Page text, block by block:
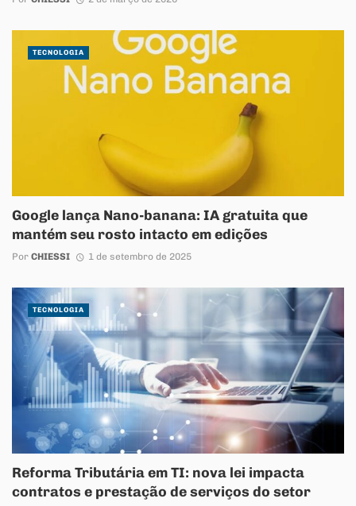
Google lança Nano-banana: IA gratuita que
mantém seu rosto intacto em edições
Por CHIESSI 1 de setembro de 2025
TECNOLOGIA
Reforma Tributária em TI: nova lei impacta
contratos e prestação de serviços do setor
TECNOLOGIA